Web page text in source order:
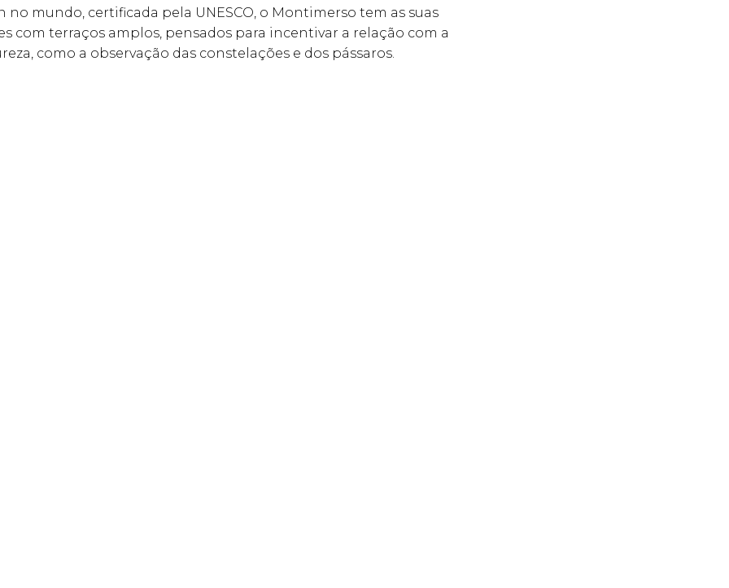
no mundo, certificada pela UNESCO, o Montimerso tem as suas
com terraços amplos, pensados para incentivar a relação com a
como a observação das constelações e dos pássaros.